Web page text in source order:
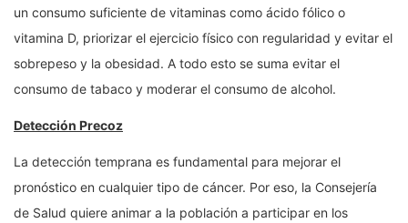
un consumo suficiente de vitaminas como ácido fólico o
vitamina D, priorizar el ejercicio físico con regularidad y evitar el
sobrepeso y la obesidad. A todo esto se suma evitar el
consumo de tabaco y moderar el consumo de alcohol.
Detección Precoz
La detección temprana es fundamental para mejorar el
pronóstico en cualquier tipo de cáncer. Por eso, la Consejería
de Salud quiere animar a la población a participar en los